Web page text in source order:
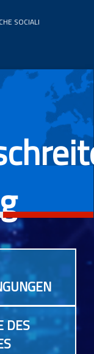
Deutsch
SOCIALI
DES